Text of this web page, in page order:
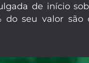
de início
seu valor